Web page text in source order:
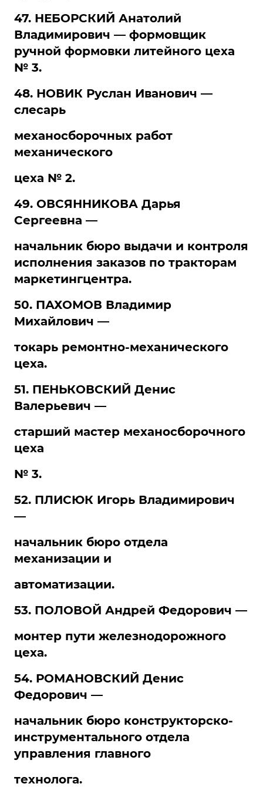
47. НЕБОРСКИЙ Анатолий
Владимирович — формовщик
ручной формовки литейного цеха
№ 3.
48. НОВИК Руслан Иванович —
слесарь
механосборочных работ
механического
цеха № 2.
49. ОВСЯННИКОВА Дарья
Сергеевна —
начальник бюро выдачи и контроля
исполнения заказов по тракторам
маркетингцентра.
50. ПАХОМОВ Владимир
Михайлович —
токарь ремонтно-механического
цеха.
51. ПЕНЬКОВСКИЙ Денис
Валерьевич —
старший мастер механосборочного
цеха
№ 3.
52. ПЛИСЮК Игорь Владимирович
—
начальник бюро отдела
механизации и
автоматизации.
53. ПОЛОВОЙ Андрей Федорович —
монтер пути железнодорожного
цеха.
54. РОМАНОВСКИЙ Денис
Федорович —
начальник бюро конструкторско-
инструментального отдела
управления главного
технолога.